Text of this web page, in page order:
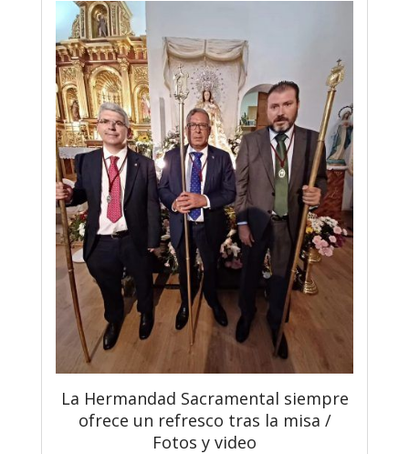
La Hermandad Sacramental siempre
ofrece un refresco tras la misa /
Fotos y video